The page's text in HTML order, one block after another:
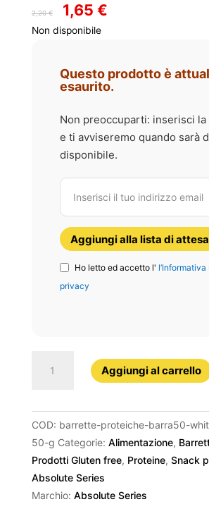
2,20€
Il
prezzo
2,20 €.
1,65 €Il
1,65 €.
Non disponibile
Questo prodotto è
esaurito.
Non preoccuparti: inserisci la
e ti avviseremo quando sarà
disponibile.
Aggiungi alla lista di attesa
Ho letto ed accetto l' l’Informativa
privacy
White
quantità
Aggiungi al carrello
COD: barrette-proteiche-barra50-
50-g Categorie: Alimentazione,
Prodotti Gluten free, Proteine, Snack
Absolute Series
Marchio: Absolute Series